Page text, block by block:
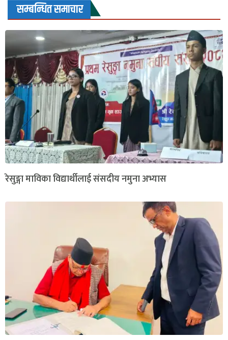
सम्बन्धित समाचार
रेसुङ्गा माविका विद्यार्थीलाई संसदीय नमुना अभ्यास